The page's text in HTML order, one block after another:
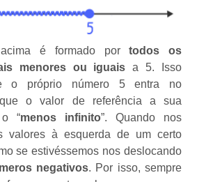
é formado portodos os
menores ou iguais a 5. Isso
o próprio número 5 entra no
o valor de referência a sua
“menos infinito”. Quando nos
valores à esquerda de um certo
se estivéssemos nos deslocando
negativos. Por isso, sempre